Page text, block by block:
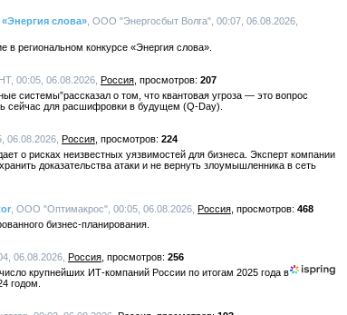
слова» , ООО "Энергосбыт Волга", 00:07, 06.08.2026,
в региональном конкурсе «Энергия слова».
00:05, 06.08.2026, Россия
207
системы”рассказал о том, что квантовая угроза — это вопрос
сейчас для расшифровки в будущем (Q-Day).
06.08.2026, Россия
224
о рисках неизвестных уязвимостей для бизнеса. Эксперт компании
доказательства атаки и не вернуть злоумышленника в сеть
, ООО "Оптимакрос", 00:05, 06.08.2026, Россия
468
бизнес-планирования.
06.08.2026, Россия
256
крупнейших ИТ-компаний России по итогам 2025 года в
годом.